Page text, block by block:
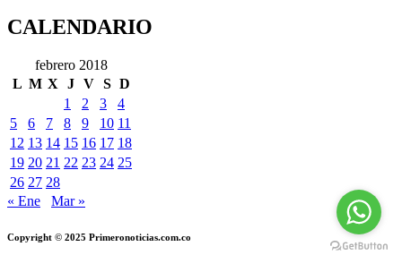
CALENDARIO
febrero 2018
L M X J V S D
1
2 3
4
5
6 7 8 9 10 11
12 13 14 15 16 17 18
19 20 21 22 23 24 25
26 27 28
« Ene
Mar »
Copyright © 2025 Primeronoticias.com.co